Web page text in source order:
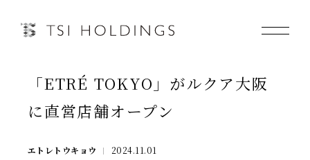
Information
「ETRÉ TOKYO」がルクア大阪
に直営店舗オープン
エトレトウキョウ 2024.11.01